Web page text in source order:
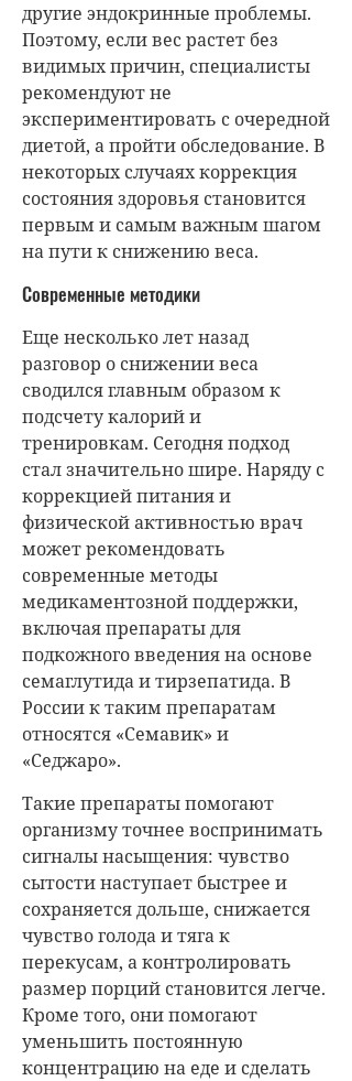
другие эндокринные проблемы.
Поэтому, если вес растет без
видимых причин, специалисты
рекомендуют не
экспериментировать с очередной
диетой, а пройти обследование. В
некоторых случаях коррекция
состояния здоровья становится
первым и самым важным шагом
на пути к снижению веса.
Современные методики
Еще несколько лет назад
разговор о снижении веса
сводился главным образом к
подсчету калорий и
тренировкам. Сегодня подход
стал значительно шире. Наряду с
коррекцией питания и
физической активностью врач
может рекомендовать
современные методы
медикаментозной поддержки,
включая препараты для
подкожного введения на основе
семаглутида и тирзепатида. В
России к таким препаратам
относятся «Семавик» и
«Седжаро».
Такие препараты помогают
организму точнее воспринимать
сигналы насыщения: чувство
сытости наступает быстрее и
сохраняется дольше, снижается
чувство голода и тяга к
перекусам, а контролировать
размер порций становится легче.
Кроме того, они помогают
уменьшить постоянную
концентрацию на еде и сделать